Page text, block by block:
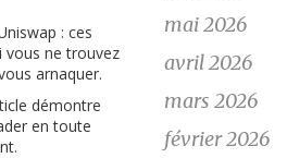
: ces
vous ne trouvez
arnaquer.
démontre
en toute
mai 2026
avril 2026
mars 2026
février 2026